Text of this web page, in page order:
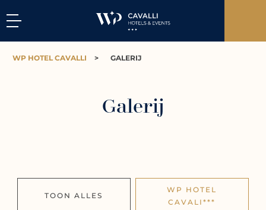
WP HOTEL CAVALLI > GALERIJ
Galerij
TOON ALLES
WP HOTEL
CAVALI***